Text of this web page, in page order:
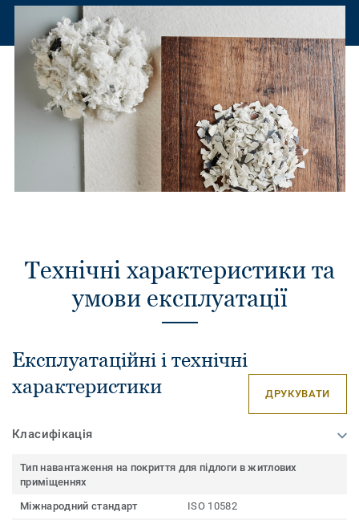
Технічні характеристики та
умови експлуатації
Експлуатаційні і технічні
характеристики
ДРУКУВАТИ
Класифікація
Тип навантаження на покриття для підлоги в житлових
приміщеннях
Міжнародний стандарт
ISO 10582